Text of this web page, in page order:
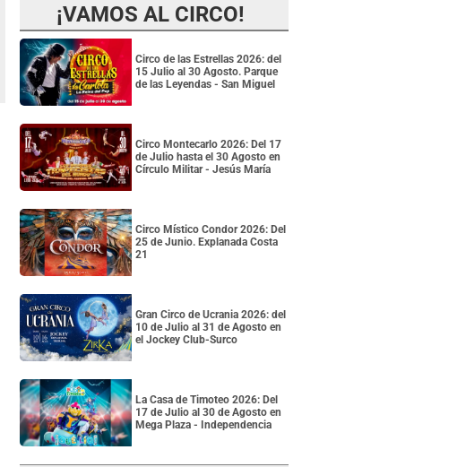
¡VAMOS AL CIRCO!
Circo de las Estrellas 2026: del
15 Julio al 30 Agosto. Parque
de las Leyendas - San Miguel
Circo Montecarlo 2026: Del 17
de Julio hasta el 30 Agosto en
Círculo Militar - Jesús María
Circo Místico Condor 2026: Del
25 de Junio. Explanada Costa
21
Gran Circo de Ucrania 2026: del
10 de Julio al 31 de Agosto en
el Jockey Club-Surco
La Casa de Timoteo 2026: Del
17 de Julio al 30 de Agosto en
Mega Plaza - Independencia